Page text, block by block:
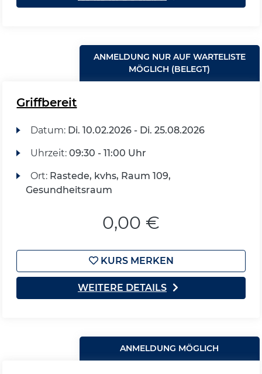
ANMELDUNG NUR AUF WARTELISTE
MÖGLICH (BELEGT)
Griffbereit
Datum: Di. 10.02.2026 - Di. 25.08.2026
Uhrzeit: 09:30 - 11:00 Uhr
Ort: Rastede, kvhs, Raum 109,
Gesundheitsraum
0,00 €
KURS MERKEN
WEITERE DETAILS
ANMELDUNG MÖGLICH